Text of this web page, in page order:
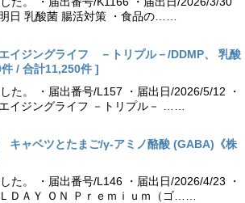
日 乳酸菌 腸活対策 ・食品の……
イジングライフ －トリプル－/DDMP、 乳酸
/ 合計11,250件 ]
た。 ・届出番号/L157 ・届出日/2026/5/12 ・
イジングライフ －トリプル－ ……
ャベツとたまご/γ-アミノ酪酸 (GABA)《株
た。 ・届出番号/L146 ・届出日/2026/4/23 ・
ＤＡＹ ＯＮ Ｐｒｅｍｉｕｍ（ゴ……